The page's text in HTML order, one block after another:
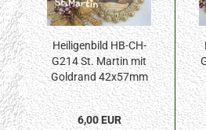
Heiligenbild HB-CH-
G214 St. Martin mit
Goldrand 42x57mm
6,00 EUR